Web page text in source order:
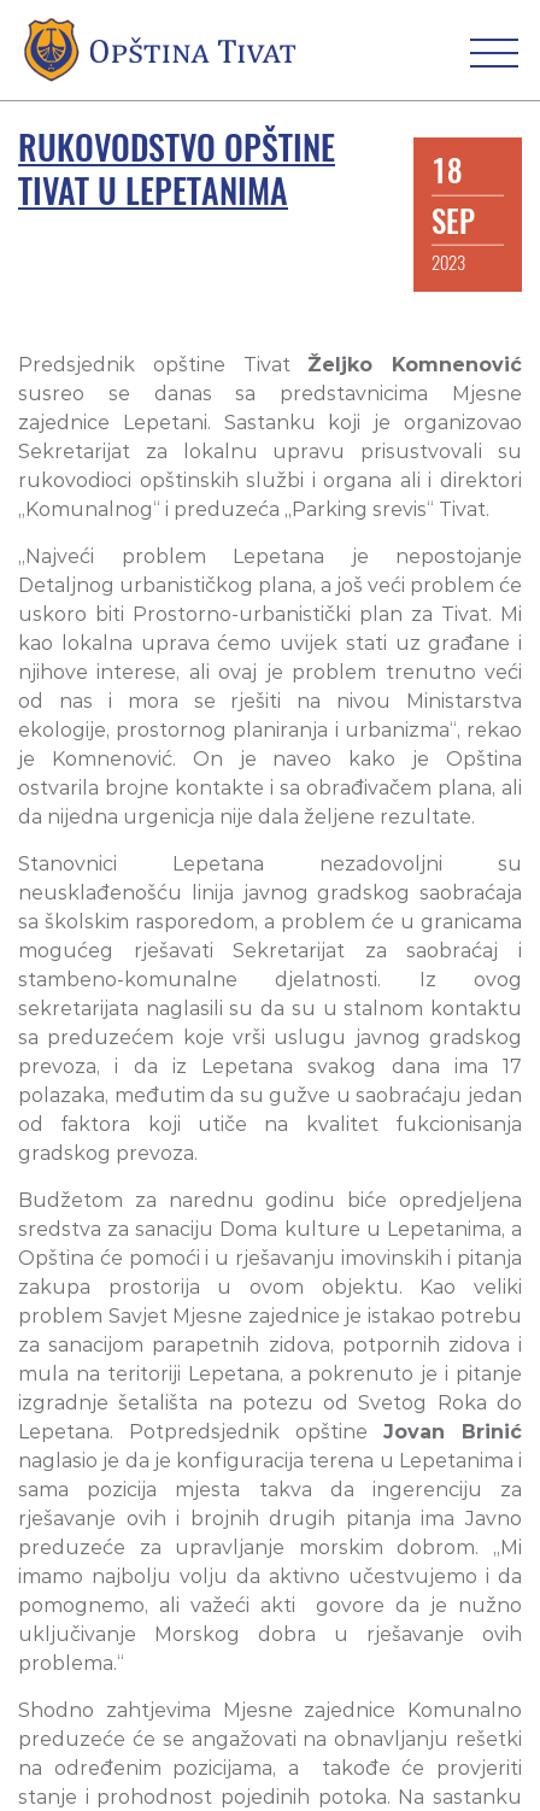
RUKOVODSTVO OPŠTINE
TIVAT U LEPETANIMA
18
SEP
2023
Predsjednik opštine Tivat Željko Komnenović
susreo se danas sa predstavnicima Mjesne
zajednice Lepetani. Sastanku koji je organizovao
Sekretarijat za lokalnu upravu prisustvovali su
rukovodioci opštinskih službi i organa ali i direktori
„Komunalnog“ i preduzeća „Parking srevis“ Tivat.
„Najveći problem Lepetana je nepostojanje
Detaljnog urbanističkog plana, a još veći problem će
uskoro biti Prostorno-urbanistički plan za Tivat. Mi
kao lokalna uprava ćemo uvijek stati uz građane i
njihove interese, ali ovaj je problem trenutno veći
od nas i mora se rješiti na nivou Ministarstva
ekologije, prostornog planiranja i urbanizma“, rekao
je Komnenović. On je naveo kako je Opština
ostvarila brojne kontakte i sa obrađivačem plana, ali
da nijedna urgenicja nije dala željene rezultate.
Stanovnici Lepetana nezadovoljni su
neusklađenošću linija javnog gradskog saobraćaja
sa školskim rasporedom, a problem će u granicama
mogućeg rješavati Sekretarijat za saobraćaj i
stambeno-komunalne djelatnosti. Iz ovog
sekretarijata naglasili su da su u stalnom kontaktu
sa preduzećem koje vrši uslugu javnog gradskog
prevoza, i da iz Lepetana svakog dana ima 17
polazaka, međutim da su gužve u saobraćaju jedan
od faktora koji utiče na kvalitet fukcionisanja
gradskog prevoza.
Budžetom za narednu godinu biće opredjeljena
sredstva za sanaciju Doma kulture u Lepetanima, a
Opština će pomoći i u rješavanju imovinskih i pitanja
zakupa prostorija u ovom objektu. Kao veliki
problem Savjet Mjesne zajednice je istakao potrebu
za sanacijom parapetnih zidova, potpornih zidova i
mula na teritoriji Lepetana, a pokrenuto je i pitanje
izgradnje šetališta na potezu od Svetog Roka do
Lepetana. Potpredsjednik opštine Jovan Brinić
naglasio je da je konfiguracija terena u Lepetanima i
sama pozicija mjesta takva da ingerenciju za
rješavanje ovih i brojnih drugih pitanja ima Javno
preduzeće za upravljanje morskim dobrom. „Mi
imamo najbolju volju da aktivno učestvujemo i da
pomognemo, ali važeći akti govore da je nužno
uključivanje Morskog dobra u rješavanje ovih
problema.“
Shodno zahtjevima Mjesne zajednice Komunalno
preduzeće će se angažovati na obnavljanju rešetki
na određenim pozicijama, a takođe će provjeriti
stanje i prohodnost pojedinih potoka. Na sastanku